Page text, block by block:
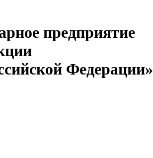
предприятие
Федерации»